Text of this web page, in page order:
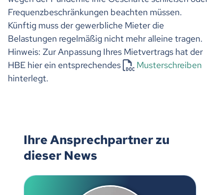
Frequenzbeschränkungen beachten müssen.
Künftig muss der gewerbliche Mieter die
Belastungen regelmäßig nicht mehr alleine tragen.
Hinweis: Zur Anpassung Ihres Mietvertrags hat der
HBE hier ein entsprechendes
Musterschreiben
hinterlegt.
Ihre Ansprechpartner zu
dieser News